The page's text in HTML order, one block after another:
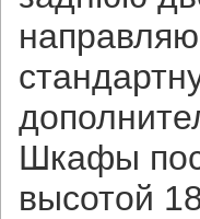
Шкафы
высотой